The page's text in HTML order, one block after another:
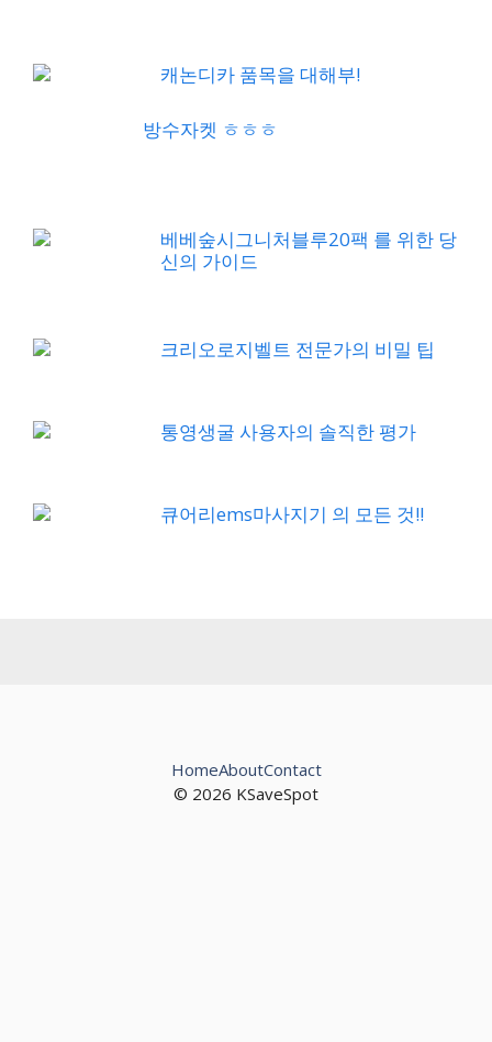
캐논디카 품목을 대해부!
방수자켓 ㅎㅎㅎ